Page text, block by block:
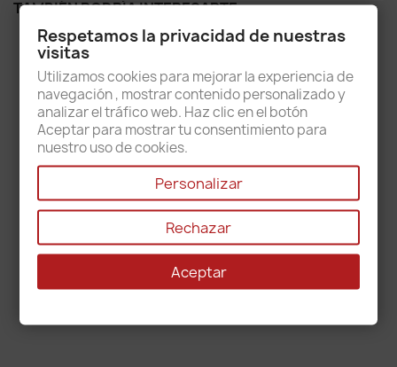
TAMBIÉN PODRÍA INTERESARTE
Logística Integral Y...
GRATIS
NUEVO
Respetamos la privacidad de nuestras
visitas
Utilizamos cookies para mejorar la experiencia de
navegación , mostrar contenido personalizado y
analizar el tráfico web. Haz clic en el botón
Aceptar para mostrar tu consentimiento para
nuestro uso de cookies.
Personalizar
Rechazar
Aceptar